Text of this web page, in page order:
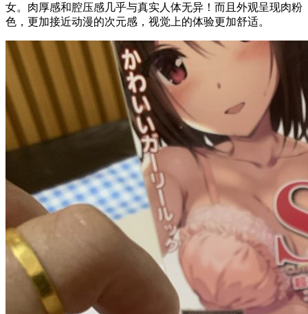
女。肉厚感和腔压感几乎与真实人体无异！而且外观呈现肉粉
色，更加接近动漫的次元感，视觉上的体验更加舒适。